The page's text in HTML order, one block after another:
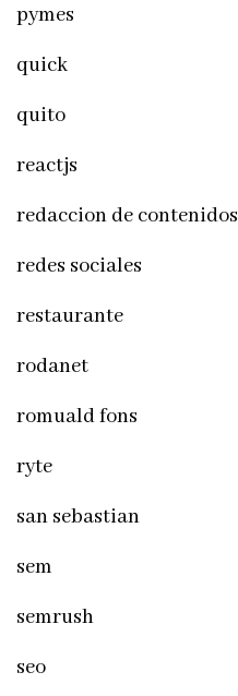
pymes
quick
quito
reactjs
redaccion de contenidos
redes sociales
restaurante
rodanet
romuald fons
ryte
san sebastian
sem
semrush
seo